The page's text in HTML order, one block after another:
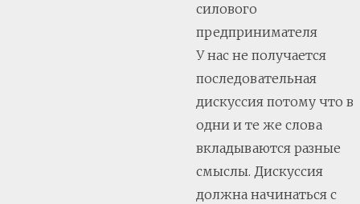
силового
предпринимателя
У нас не получается
последовательная
дискуссия потому что в
одни и те же слова
вкладываются разные
смыслы. Дискуссия
должна начинаться с